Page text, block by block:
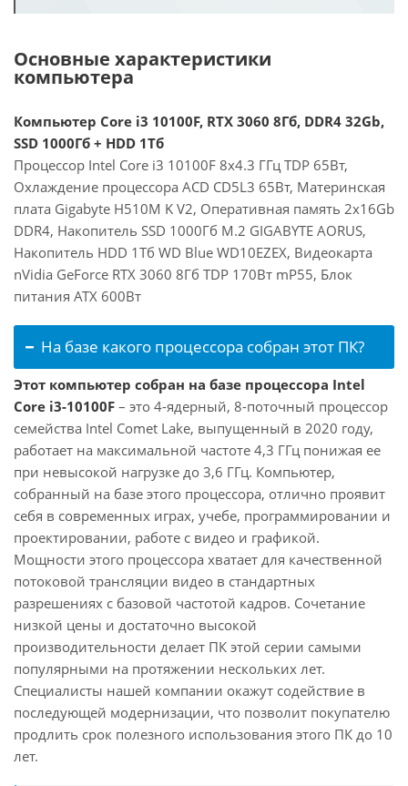
Основные характеристики
компьютера
Компьютер Core i3 10100F, RTX 3060 8Гб, DDR4 32Gb,
SSD 1000Гб + HDD 1Тб
Процессор Intel Core i3 10100F 8x4.3 ГГц TDP 65Вт,
Охлаждение процессора ACD CD5L3 65Вт, Материнская
плата Gigabyte H510M K V2, Оперативная память 2x16Gb
DDR4, Накопитель SSD 1000Гб M.2 GIGABYTE AORUS,
Накопитель HDD 1Тб WD Blue WD10EZEX, Видеокарта
nVidia GeForce RTX 3060 8Гб TDP 170Вт mP55, Блок
питания ATX 600Вт
На базе какого процессора собран этот ПК?
Этот компьютер собран на базе процессора Intel
Core i3-10100F – это 4-ядерный, 8-поточный процессор
семейства Intel Comet Lake, выпущенный в 2020 году,
работает на максимальной частоте 4,3 ГГц понижая ее
при невысокой нагрузке до 3,6 ГГц. Компьютер,
собранный на базе этого процессора, отлично проявит
себя в современных играх, учебе, программировании и
проектировании, работе с видео и графикой.
Мощности этого процессора хватает для качественной
потоковой трансляции видео в стандартных
разрешениях с базовой частотой кадров. Сочетание
низкой цены и достаточно высокой
производительности делает ПК этой серии самыми
популярными на протяжении нескольких лет.
Специалисты нашей компании окажут содействие в
последующей модернизации, что позволит покупателю
продлить срок полезного использования этого ПК до 10
лет.